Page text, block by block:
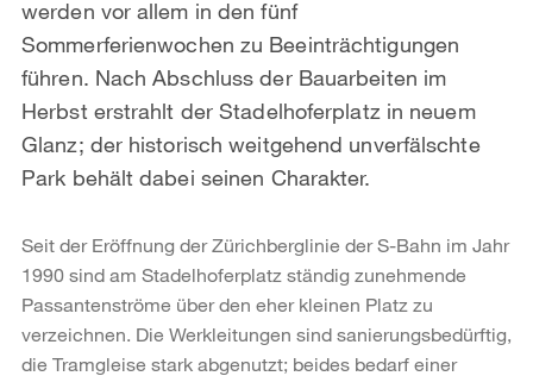
werden vor allem in den fünf
Sommerferienwochen zu Beeinträchtigungen
führen. Nach Abschluss der Bauarbeiten im
Herbst erstrahlt der Stadelhoferplatz in neuem
Glanz; der historisch weitgehend unverfälschte
Park behält dabei seinen Charakter.
Seit der Eröffnung der Zürichberglinie der S-Bahn im Jahr
1990 sind am Stadelhoferplatz ständig zunehmende
Passantenströme über den eher kleinen Platz zu
verzeichnen. Die Werkleitungen sind sanierungsbedürftig,
die Tramgleise stark abgenutzt; beides bedarf einer